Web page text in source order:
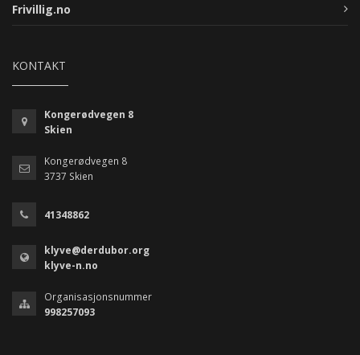
Frivillig.no
KONTAKT
Kongerødvegen 8
Skien
Kongerødvegen 8
3737 Skien
41348862
klyve@derdubor.org
klyve-n.no
Organisasjonsnummer
998257093